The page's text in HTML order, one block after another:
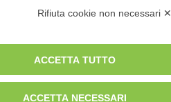
aperti concorsi internazionali
1 giorno fa
Rifiuta cookie non necessari ✕
ACCETTA TUTTO
ACCETTA NECESSARI